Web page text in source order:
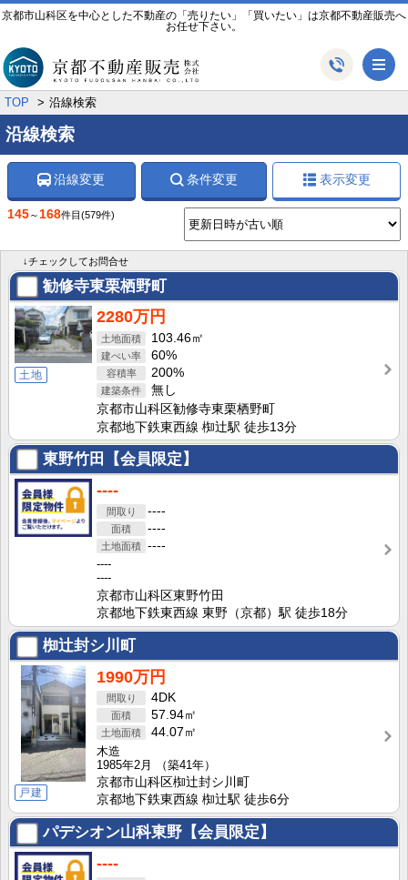
京都市山科区を中心とした不動産の「売りたい」「買いたい」は京都不動産販売へ
お任せ下さい。
TOP 沿線検索
沿線検索
沿線変更 条件変更 表示変更
145～168件目 (579件)
↓チェックしてお問合せ
勧修寺東栗栖野町
土地
2280万円
103.46㎡
60%
200%
無し
京都市山科区勧修寺東栗栖野町
京都地下鉄東西線 椥辻駅 徒歩13分
東野竹田【会員限定】
----
----
----
----
----
----
京都市山科区東野竹田
京都地下鉄東西線 東野（京都）駅 徒歩18分
椥辻封シ川町
戸建
1990万円
4DK
57.94㎡
44.07㎡
木造
1985年2月
（築41年）
京都市山科区椥辻封シ川町
京都地下鉄東西線 椥辻駅 徒歩6分
パデシオン山科東野【会員限定】
----